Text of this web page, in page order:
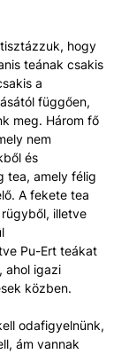
hogy
teának csakis
a
függően,
meg. Három fő
nem
és
tea, amely félig
A fekete tea
illetve
Pu-Ert teákat
ahol igazi
közben.
odafigyelnünk,
ám vannak